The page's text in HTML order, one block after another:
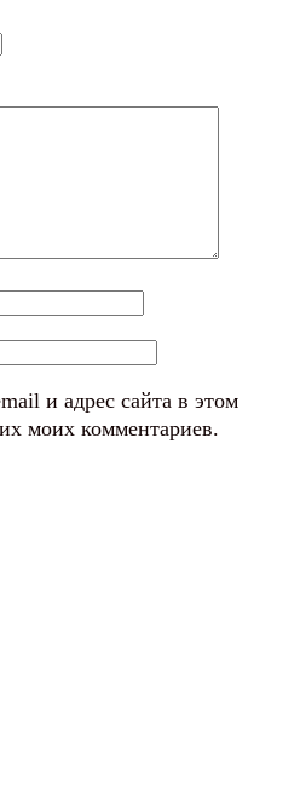
и адрес сайта в этом
моих комментариев.